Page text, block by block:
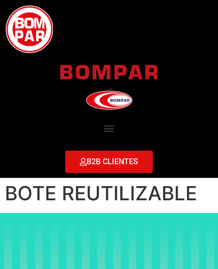
B2B CLIENTES
BOTE REUTILIZABLE